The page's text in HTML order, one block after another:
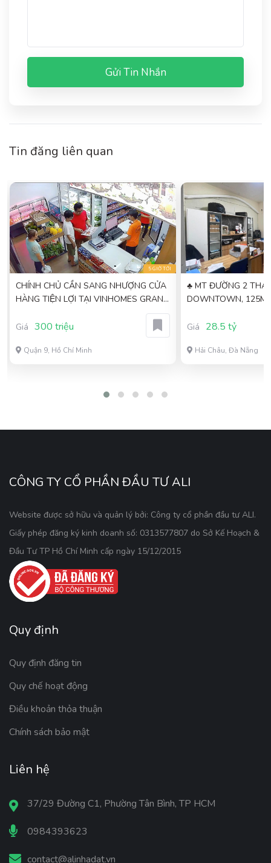
Gửi Tin Nhắn
Tin đăng liên quan
5 GIỜ TỚI
CHÍNH CHỦ CẦN SANG NHƯỢNG CỬA
HÀNG TIỆN LỢI TẠI VINHOMES GRAND
Giá 300 triệu
Quận 9, Hồ Chí Minh
♣ MT ĐƯỜNG 2
DOWNTOWN,
Giá
28.5 tỷ
Hải Châu, Đà Nẵng
CÔNG TY CỔ PHẦN ĐẦU TƯ ALI
Website được sở hữu và quản lý bởi: Công ty cổ phần đầu tư ALI.
Giấy phép đăng ký kinh doanh số: 0313577807 do Sở Kế Hoạch &
Đầu Tư TP Hồ Chí Minh cấp ngày 15/12/2015
Quy định
Quy định đăng tin
Quy chế hoạt động
Điều khoản thỏa thuận
Chính sách bảo mật
Liên hệ
37/29 Đường C1, Phường Tân Bình, TP HCM
0984393623
contact@alinhadat.vn